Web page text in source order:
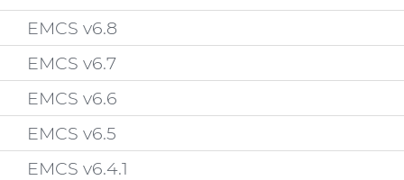
EMCS v6.8
EMCS v6.7
EMCS v6.6
EMCS v6.5
EMCS v6.4.1